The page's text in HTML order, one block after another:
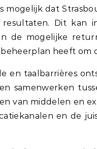
mogelijk dat
Dit kan
de mogelijke
heeft
en taalbarrières
samenwerken
van middelen en
en de